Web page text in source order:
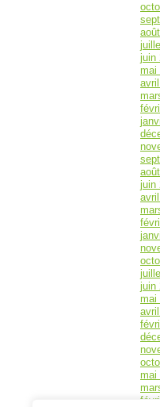
juin
mai
juin
juin
mai
mai